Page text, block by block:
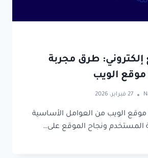
طرق مجربة
موقع الويب
27 فبراير، 2026
موقع الويب من العوامل الأساسية
المستخدم ونجاح الموقع على…